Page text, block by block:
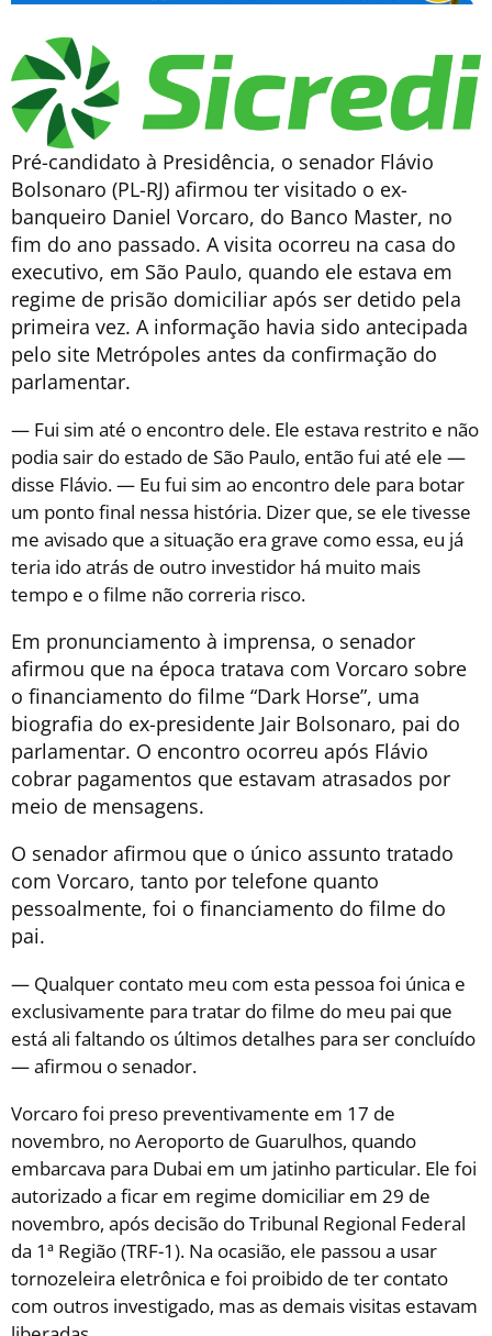
Pré-candidato à Presidência, o senador Flávio
Bolsonaro (PL-RJ) afirmou ter visitado o ex-
banqueiro Daniel Vorcaro, do Banco Master, no
fim do ano passado. A visita ocorreu na casa do
executivo, em São Paulo, quando ele estava em
regime de prisão domiciliar após ser detido pela
primeira vez. A informação havia sido antecipada
pelo site Metrópoles antes da confirmação do
parlamentar.
— Fui sim até o encontro dele. Ele estava restrito e não
podia sair do estado de São Paulo, então fui até ele —
disse Flávio. — Eu fui sim ao encontro dele para botar
um ponto final nessa história. Dizer que, se ele tivesse
me avisado que a situação era grave como essa, eu já
teria ido atrás de outro investidor há muito mais
tempo e o filme não correria risco.
Em pronunciamento à imprensa, o senador
afirmou que na época tratava com Vorcaro sobre
o financiamento do filme “Dark Horse”, uma
biografia do ex-presidente Jair Bolsonaro, pai do
parlamentar. O encontro ocorreu após Flávio
cobrar pagamentos que estavam atrasados por
meio de mensagens.
O senador afirmou que o único assunto tratado
com Vorcaro, tanto por telefone quanto
pessoalmente, foi o financiamento do filme do
pai.
— Qualquer contato meu com esta pessoa foi única e
exclusivamente para tratar do filme do meu pai que
está ali faltando os últimos detalhes para ser concluído
— afirmou o senador.
Vorcaro foi preso preventivamente em 17 de
novembro, no Aeroporto de Guarulhos, quando
embarcava para Dubai em um jatinho particular. Ele foi
autorizado a ficar em regime domiciliar em 29 de
novembro, após decisão do Tribunal Regional Federal
da 1ª Região (TRF-1). Na ocasião, ele passou a usar
tornozeleira eletrônica e foi proibido de ter contato
com outros investigado, mas as demais visitas estavam